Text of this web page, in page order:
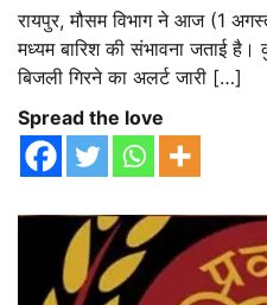
रायपुर, मौसम विभाग ने आज (1
मध्यम बारिश की संभावना जताई
बिजली गिरने का अलर्ट जारी […]
Spread the love